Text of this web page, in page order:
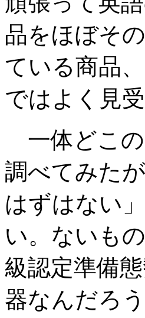
品をほぼそ
ている商品
ではよく見
一体どこの
調べてみた
はずはない
い。ないも
級認定準備
器なんだろ